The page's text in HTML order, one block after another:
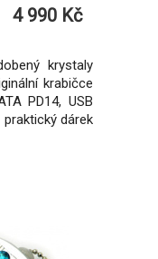
4 990 Kč
krystaly
krabičce
PD14, USB
praktický dárek